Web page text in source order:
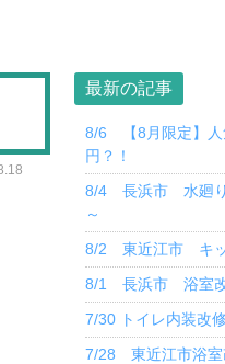
最新の記事
8/6 【8月限定】人
円？！
8/4 長浜市 水廻
～
8/2 東近江市 キッ
8/1 長浜市 浴室
7/30 トイレ内装改
7/28 東近江市浴室